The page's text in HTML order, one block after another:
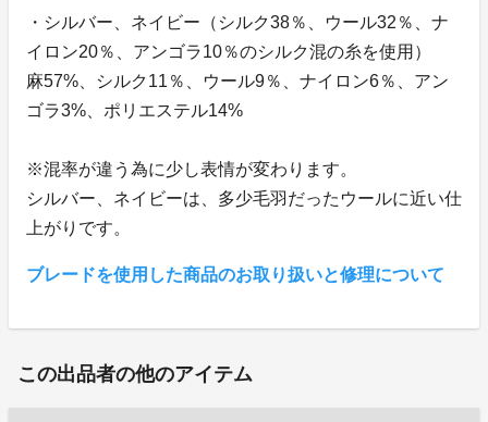
・シルバー、ネイビー（シルク38％、ウール32％、ナ
イロン20％、アンゴラ10％のシルク混の糸を使用）
麻57%、シルク11％、ウール9％、ナイロン6％、アン
ゴラ3%、ポリエステル14%
※混率が違う為に少し表情が変わります。
シルバー、ネイビーは、多少毛羽だったウールに近い仕
上がりです。
ブレードを使用した商品のお取り扱いと修理について
この出品者の他のアイテム